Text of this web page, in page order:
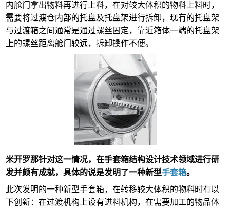
内舱门拿出物料再进行上料，在对较大体积的物料上料时，
需要将过渡仓内部的托盘及托盘架进行拆卸，现有的托盘架
与过渡箱之间通常是通过螺丝固定，靠近箱体一端的托盘架
上的螺丝距离舱门较远，拆卸操作不便。
米开罗那针对这一情况，在手套箱结构设计技术领域进行研
发并颇有成就，具体的说是发明了一种新型手套箱。
此次发明的一种新型手套箱，在转移较大体积的物料时有以
下创新：在过渡机构上设有进料机构，在需要加工的物品体